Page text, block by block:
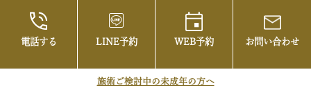
電話する LINE予約 WEB予約 お問い合わせ
施術ご検討中の未成年の方へ
美容外科医が解説！ジャ
ニーズWESTの顔立ちか
ら見る美しさのポイント
ざいます。今回は、絶大な人気を誇るアイドルグルー